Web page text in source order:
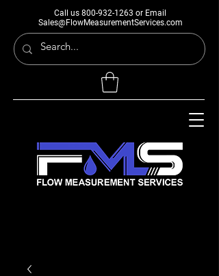
Call us 800-932-1263 or Email
Sales@FlowMeasurementServices.com